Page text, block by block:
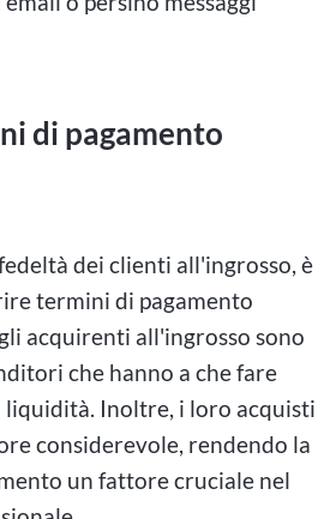
di pagamento
dei clienti all'ingrosso, è
termini di pagamento
acquirenti all'ingrosso sono
che hanno a che fare
Inoltre, i loro acquisti
considerevole, rendendo la
un fattore cruciale nel